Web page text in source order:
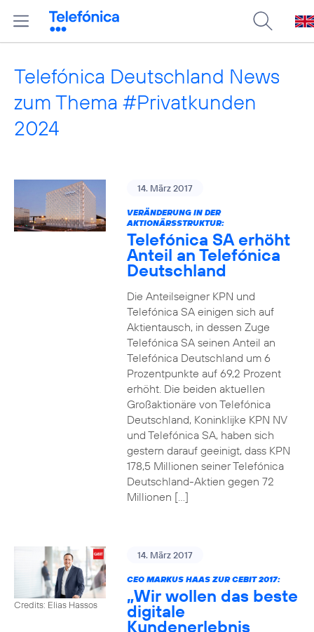
Telefónica Deutschland News
zum Thema #Privatkunden
2024
14. März 2017
VERÄNDERUNG IN DER
AKTIONÄRSSTRUKTUR:
Telefónica SA erhöht
Anteil an Telefónica
Deutschland
Die Anteilseigner KPN und
Telefónica SA einigen sich auf
Aktientausch, in dessen Zuge
Telefónica SA seinen Anteil an
Telefónica Deutschland um 6
Prozentpunkte auf 69,2 Prozent
erhöht. Die beiden aktuellen
Großaktionäre von Telefónica
Deutschland, Koninklijke KPN NV
und Telefónica SA, haben sich
gestern darauf geeinigt, dass KPN
178,5 Millionen seiner Telefónica
Deutschland-Aktien gegen 72
Millionen […]
Credits: Elias Hassos
14. März 2017
CEO MARKUS HAAS ZUR CEBIT 2017:
„Wir wollen das beste
digitale
Kundenerlebnis